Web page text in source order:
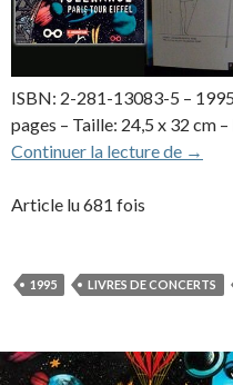
ISBN: 2-281-13083-5 –
pages – Taille: 24,5 x 32 cm
Continuer la lecture de →
Article lu 681 fois
1995 LIVRES DE CONCERTS